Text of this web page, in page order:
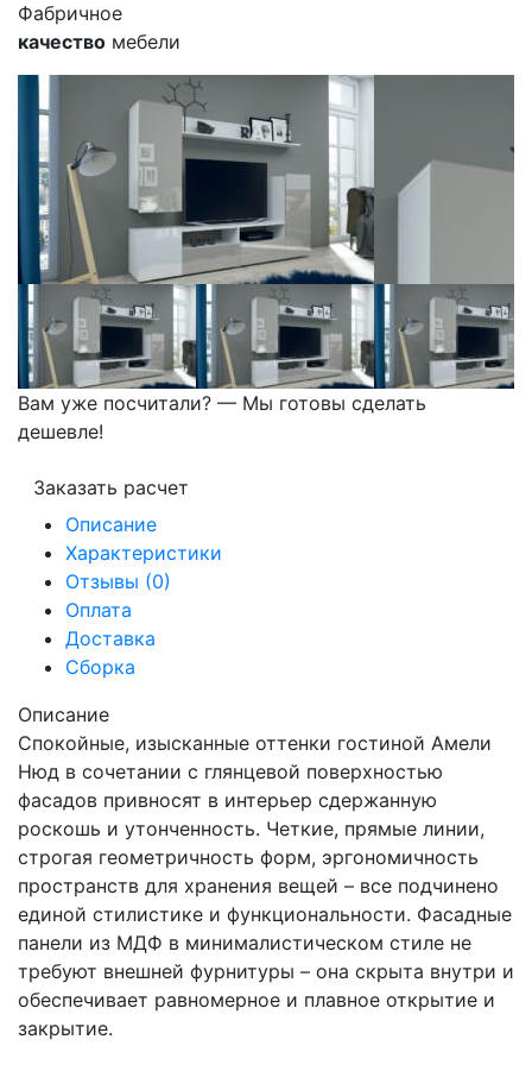
Фабричное
качество мебели
Вам уже посчитали? — Мы готовы сделать
дешевле!
Заказать расчет
Описание
Характеристики
Отзывы (0)
Оплата
Доставка
Сборка
Описание
Спокойные, изысканные оттенки гостиной Амели
Нюд в сочетании с глянцевой поверхностью
фасадов привносят в интерьер сдержанную
роскошь и утонченность. Четкие, прямые линии,
строгая геометричность форм, эргономичность
пространств для хранения вещей – все подчинено
единой стилистике и функциональности. Фасадные
панели из МДФ в минималистическом стиле не
требуют внешней фурнитуры – она скрыта внутри и
обеспечивает равномерное и плавное открытие и
закрытие.